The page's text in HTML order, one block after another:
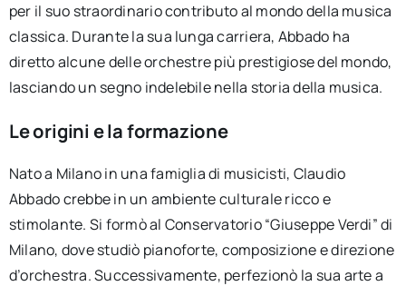
per il suo straordinario contributo al mondo della musica
classica. Durante la sua lunga carriera, Abbado ha
diretto alcune delle orchestre più prestigiose del mondo,
lasciando un segno indelebile nella storia della musica.
Le origini e la formazione
Nato a Milano in una famiglia di musicisti, Claudio
Abbado crebbe in un ambiente culturale ricco e
stimolante. Si formò al Conservatorio “Giuseppe Verdi” di
Milano, dove studiò pianoforte, composizione e direzione
d’orchestra. Successivamente, perfezionò la sua arte a